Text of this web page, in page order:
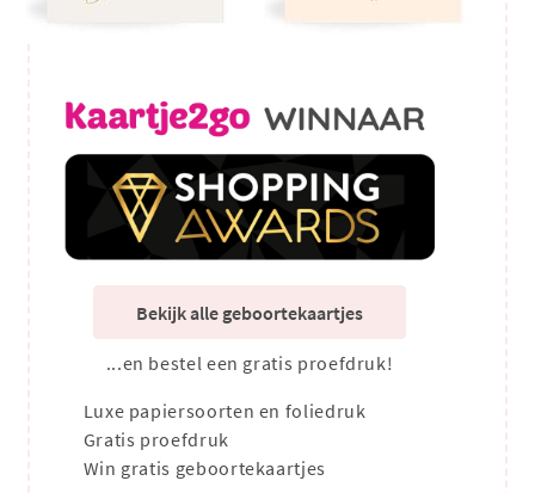
Bekijk alle geboortekaartjes
...en bestel een gratis proefdruk!
Luxe papiersoorten en foliedruk
Gratis proefdruk
Win gratis geboortekaartjes